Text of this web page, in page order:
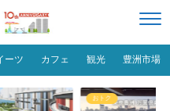
ーツ カフェ 観光 豊洲市場
おトク